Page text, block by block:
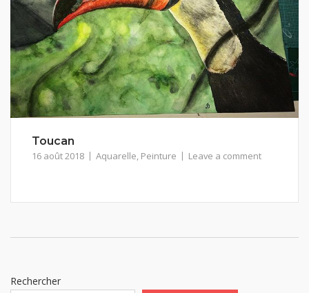
Toucan
16 août 2018 Aquarelle, Peinture Leave a comment
Rechercher